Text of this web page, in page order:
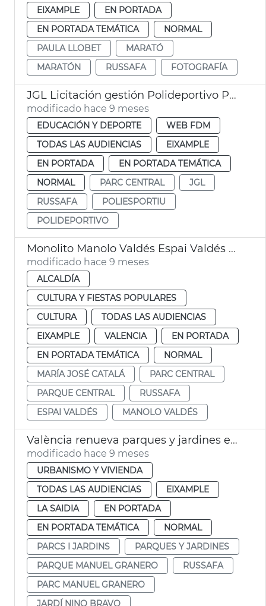
EIXAMPLE
EN PORTADA
EN PORTADA TEMÁTICA
NORMAL
PAULA LLOBET
MARATÓ
MARATÓN
RUSSAFA FOTOGRAFÍA
JGL Licitación gestión Polideportivo Parc Central
modificado hace 9 meses
EDUCACIÓN Y DEPORTE
WEB FDM
TODAS LAS AUDIENCIAS
EIXAMPLE
EN PORTADA
EN PORTADA TEMÁTICA
NORMAL
PARC CENTRAL
JGL
RUSSAFA
POLIESPORTIU
POLIDEPORTIVO
Monolito Manolo Valdés Espai Valdés València
modificado hace 9 meses
ALCALDÍA
CULTURA Y FIESTAS POPULARES
CULTURA
TODAS LAS AUDIENCIAS
EIXAMPLE
VALENCIA
EN PORTADA
EN PORTADA TEMÁTICA
NORMAL
MARÍA JOSÉ CATALÁ
PARC CENTRAL
PARQUE CENTRAL
RUSSAFA
ESPAI VALDÉS
MANOLO VALDÉS
València renueva parques y jardines en Morvedre y Russafa
modificado hace 9 meses
URBANISMO Y VIVIENDA
TODAS LAS AUDIENCIAS
EIXAMPLE
LA SAIDIA
EN PORTADA
EN PORTADA TEMÁTICA
NORMAL
PARCS I JARDINS
PARQUES Y JARDINES
PARQUE MANUEL GRANERO
RUSSAFA
PARC MANUEL GRANERO
JARDÍ NINO BRAVO